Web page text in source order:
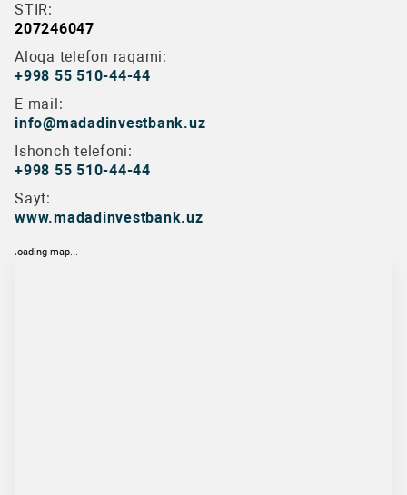
STIR:
207246047
Aloqa telefon raqami:
+998 55 510-44-44
E-mail:
info@madadinvestbank.uz
Ishonch telefoni:
+998 55 510-44-44
Sayt:
www.madadinvestbank.uz
loading map...